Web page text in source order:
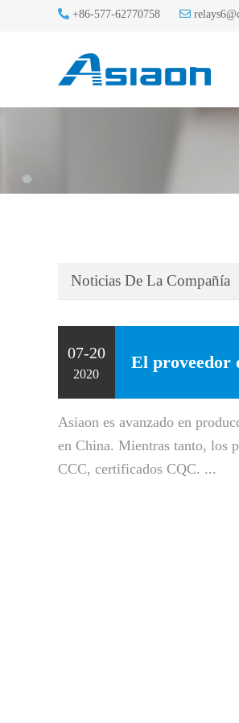
+86-577-62770758
Noticias De La Compañía
07-20
2020
El proveedor
Asiaon es avanzado en
en China. Mientras tanto, los
CCC, certificados CQC. ...